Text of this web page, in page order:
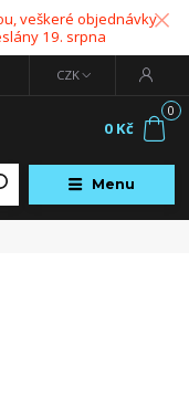
veškeré objednávky
19. srpna
Menu
CZK
0
0 Kč